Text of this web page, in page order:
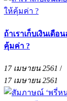
ถ้าเราเก็บเงินเดือ
คุ้มค่า ?
17 เมษายน 2561 /
17 เมษายน 2561